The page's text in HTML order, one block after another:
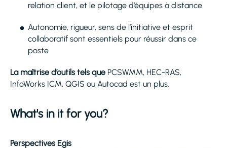
relation client, et le pilotage d’équipes à distance
Autonomie, rigueur, sens de l’initiative et esprit
collaboratif sont essentiels pour réussir dans ce
poste
La maîtrise d’outils tels que PCSWMM, HEC-RAS,
InfoWorks ICM, QGIS ou Autocad est un plus.
What's in it for you?
Perspectives Egis